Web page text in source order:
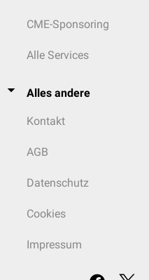
CME-Sponsoring
Alle Services
Alles andere
Kontakt
AGB
Datenschutz
Cookies
Impressum